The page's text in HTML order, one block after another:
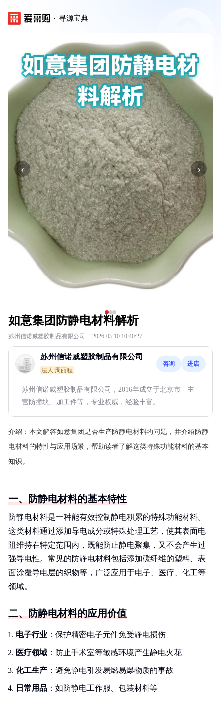
寻源宝典
‹ ›
如意集团防静电材料解析
苏州信诺威塑胶制品有限公司 · 2026-03-10 10:40:27
苏州信诺威塑胶制品有限公司
法人:周丽程
咨询 进店
苏州信诺威塑胶制品有限公司，2016年成立于北京市，主
营防撞块、加工件等，专业权威，经验丰富。
介绍： 本文解答如意集团是否生产防静电材料的问题，并介绍防静
电材料的特性与应用场景，帮助读者了解这类特殊功能材料的基本
知识。
一、防静电材料的基本特性
防静电材料是一种能有效控制静电积累的特殊功能材料。
这类材料通过添加导电成分或特殊处理工艺，使其表面电
阻维持在特定范围内，既能防止静电聚集，又不会产生过
强导电性。常见的防静电材料包括添加碳纤维的塑料、表
面涂覆导电层的织物等，广泛应用于电子、医疗、化工等
领域。
二、防静电材料的应用价值
电子行业 ：保护精密电子元件免受静电损伤
医疗领域 ：防止手术室等敏感环境产生静电火花
化工生产 ：避免静电引发易燃易爆物质的事故
日常用品 ：如防静电工作服、包装材料等